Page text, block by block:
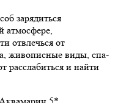
зарядиться
атмосфере,
отвлечься от
живописные виды, спа-
расслабиться и найти